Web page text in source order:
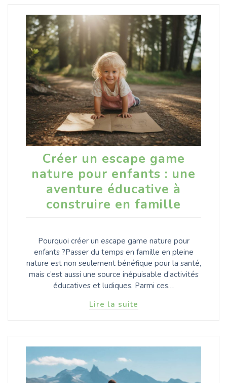
Créer un escape game
nature pour enfants : une
aventure éducative à
construire en famille
Pourquoi créer un escape game nature pour
enfants ?Passer du temps en famille en pleine
nature est non seulement bénéfique pour la santé,
mais c’est aussi une source inépuisable d’activités
éducatives et ludiques. Parmi ces…
Lire la suite